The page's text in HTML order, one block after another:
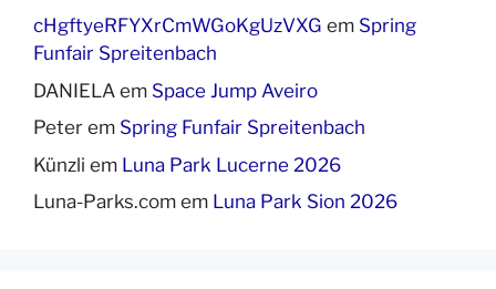
cHgftyeRFYXrCmWGoKgUzVXG em Spring
Funfair Spreitenbach
DANIELA em Space Jump Aveiro
Peter em Spring Funfair Spreitenbach
Künzli em Luna Park Lucerne 2026
Luna-Parks.com em Luna Park Sion 2026